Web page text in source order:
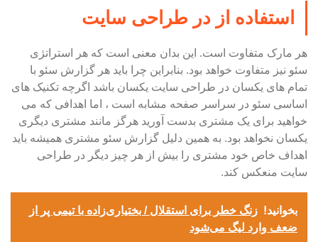
استفاده از در طراحی سایت
هر مارک متفاوت است. این بدان معنی است که هر استراتژی
سئو نیز متفاوت خواهد بود. بنابراین چرا باید هر گزارش سئو با
تمام های یکسان در طراحی سایت یکسان باشد اگرچه تکنیک های
اساسی سئو در سراسر صفحه مشابه است ، اما اهدافی که می
خواهید برای یک مشتری بدست آورید هرگز مانند مشتری دیگری
یکسان نخواهد بود. به همین دلیل گزارش سئو مشتری همیشه باید
اهداف خاص خود مشتری را بیش از هر چیز دیگر در طراحی
سایت منعکس کند.
بخوانید! زنگ خطر برای استقلال / بختیاری‌زاده با تیمی پر از
ضعف وارد لیگ می‌شود